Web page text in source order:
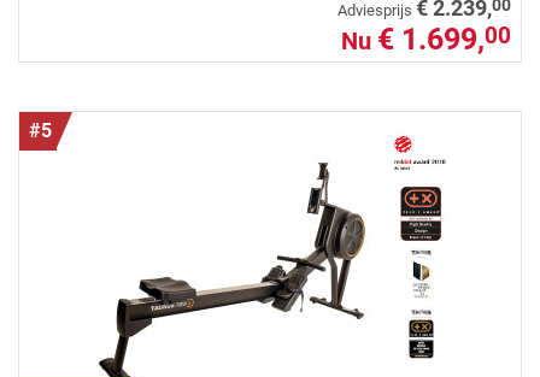
Adviesprijs € 2.239,00
Nu € 1.699,00
#5